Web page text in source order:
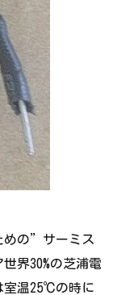
めの”サーミス
界30%の芝浦電
室温25℃の時に